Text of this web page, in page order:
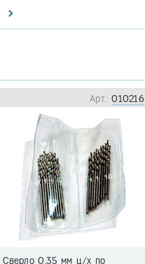
Арт.:010216
Сверло 0,35 мм ц/х по